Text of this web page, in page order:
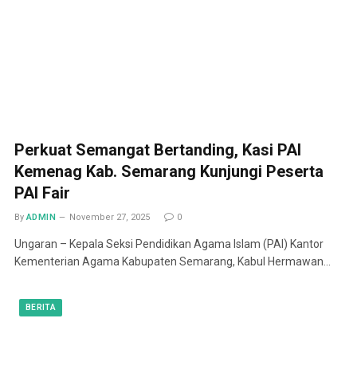
Perkuat Semangat Bertanding, Kasi PAI
Kemenag Kab. Semarang Kunjungi Peserta
PAI Fair
By ADMIN November 27, 2025 0
Ungaran – Kepala Seksi Pendidikan Agama Islam (PAI) Kantor
Kementerian Agama Kabupaten Semarang, Kabul Hermawan…
BERITA